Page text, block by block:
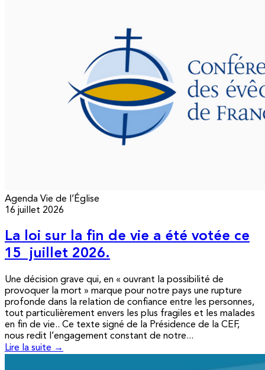
Agenda Vie de l’Église
16 juillet 2026
La loi sur la fin de vie a été votée ce
15 juillet 2026.
Une décision grave qui, en « ouvrant la possibilité de
provoquer la mort » marque pour notre pays une rupture
profonde dans la relation de confiance entre les personnes,
tout particulièrement envers les plus fragiles et les malades
en fin de vie.. Ce texte signé de la Présidence de la CEF,
nous redit l’engagement constant de notre...
Lire la suite →